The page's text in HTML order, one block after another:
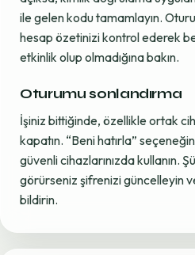
ile gelen kodu tamamlayın.
hesap özetinizi kontrol ederek
etkinlik olup olmadığına bakın.
Oturumu sonlandırma
İşiniz bittiğinde, özellikle ortak
kapatın. “Beni hatırla”
güvenli cihazlarınızda kullanın.
görürseniz şifrenizi güncelleyin
bildirin.